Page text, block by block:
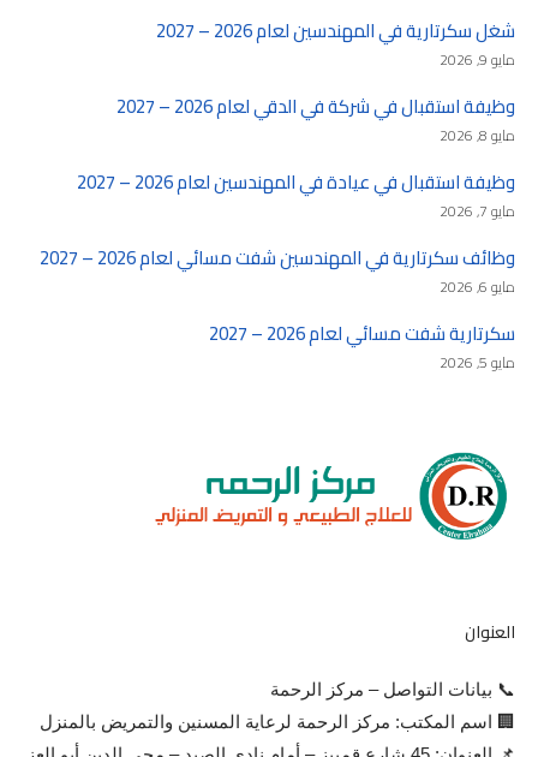
شغل سكرتارية في المهندسين لعام 2026 – 2027
مايو 9, 2026
وظيفة استقبال في شركة في الدقي لعام 2026 – 2027
مايو 8, 2026
وظيفة استقبال في عيادة في المهندسين لعام 2026 – 2027
مايو 7, 2026
وظائف سكرتارية في المهندسين شفت مسائي لعام 2026 – 2027
مايو 6, 2026
سكرتارية شفت مسائي لعام 2026 – 2027
مايو 5, 2026
العنوان
📞 بيانات التواصل – مركز الرحمة
🏢 اسم المكتب: مركز الرحمة لرعاية المسنين والتمريض بالمنزل